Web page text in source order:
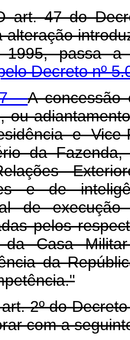
art. 47 do
alteração
1995, passa a
Decreto nº
-A concessão
ou
e
da
e de
de execução
pelos
da Casa
da
2º do
com a